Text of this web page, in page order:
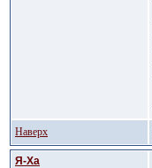
Наверх
Я-Ха